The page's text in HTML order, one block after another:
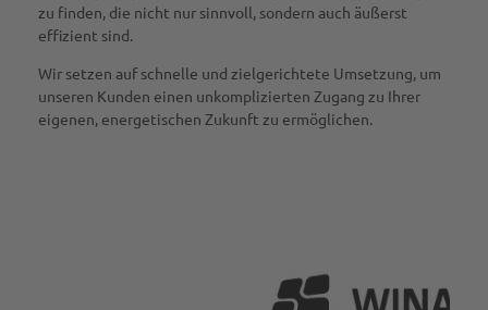
zu finden, die nicht nur sinnvoll, sondern auch äußerst
effizient sind.
Wir setzen auf schnelle und zielgerichtete Umsetzung, um
unseren Kunden einen unkomplizierten Zugang zu Ihrer
eigenen, energetischen Zukunft zu ermöglichen.